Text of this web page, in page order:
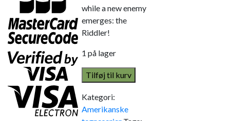
while a new enemy
emerges: the
Riddler!
1 på lager
Tilføj til kurv
Kategori:
Amerikanske